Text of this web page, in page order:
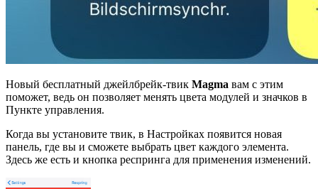
Новый бесплатный джейлбрейк-твик Magma вам с этим
поможет, ведь он позволяет менять цвета модулей и значков в
Пункте управления.
Когда вы установите твик, в Настройках появится новая
панель, где вы и сможете выбрать цвет каждого элемента.
Здесь же есть и кнопка респринга для применения изменений.